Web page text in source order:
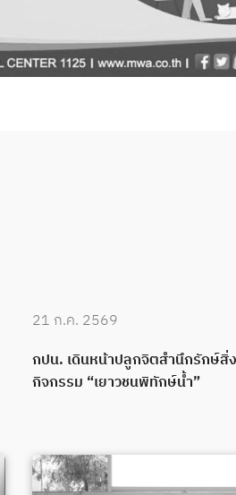
21 ก.ค. 2569
กปน. เดินหน้าปลูกจิตสำนึกรักษ์สิ่
กิจกรรม “เยาวชนพิทักษ์น้ำ”